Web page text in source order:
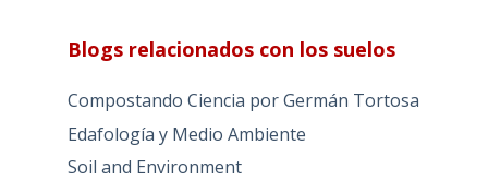
Blogs relacionados con los suelos
Compostando Ciencia por Germán Tortosa
Edafología y Medio Ambiente
Soil and Environment